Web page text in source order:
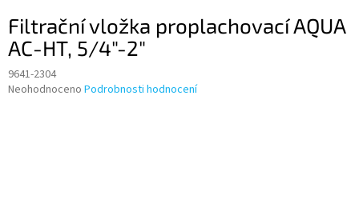
Filtrační vložka proplachovací AQUA
AC-HT, 5/4"-2"
9641-2304
Průměrné
Neohodnoceno Podrobnosti hodnocení